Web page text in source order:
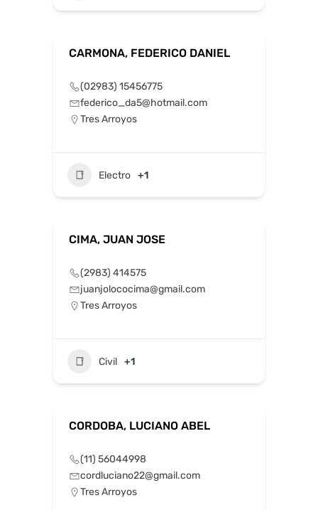
CARMONA, FEDERICO DANIEL
(02983) 15456775
federico_da5@hotmail.com
Tres Arroyos
Electro +1
CIMA, JUAN JOSE
(2983) 414575
juanjolococima@gmail.com
Tres Arroyos
Civil +1
CORDOBA, LUCIANO ABEL
(11) 56044998
cordluciano22@gmail.com
Tres Arroyos